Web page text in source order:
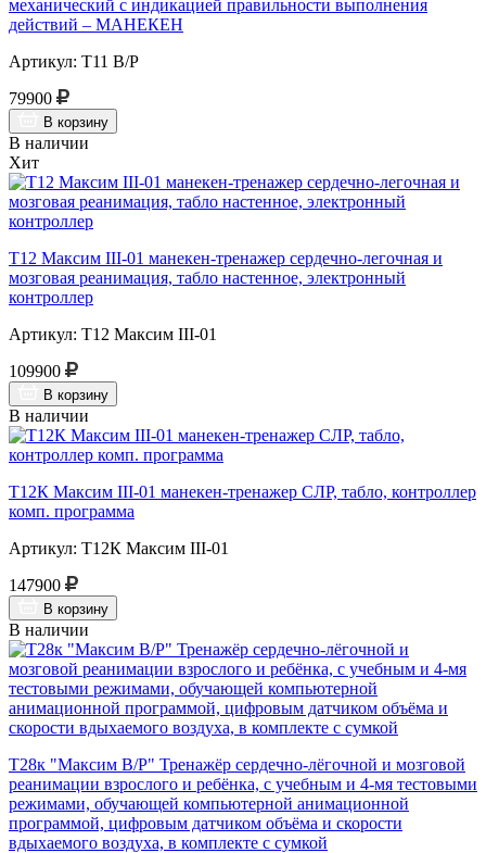
механический с индикацией правильности выполнения
действий – МАНЕКЕН
Артикул: Т11 В/Р
79900
В корзину
В наличии
Хит
Т12 Максим III-01 манекен-тренажер сердечно-легочная и
мозговая реанимация, табло настенное, электронный
контроллер
Артикул: Т12 Максим III-01
109900
В корзину
В наличии
Т12К Максим III-01 манекен-тренажер СЛР, табло, контроллер
комп. программа
Артикул: Т12К Максим III-01
147900
В корзину
В наличии
Т28к "Максим В/Р" Тренажёр сердечно-лёгочной и мозговой
реанимации взрослого и ребёнка, с учебным и 4-мя тестовыми
режимами, обучающей компьютерной анимационной
программой, цифровым датчиком объёма и скорости
вдыхаемого воздуха, в комплекте с сумкой